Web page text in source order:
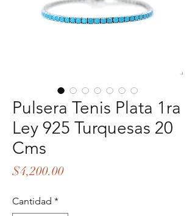
Pulsera Tenis Plata 1ra
Ley 925 Turquesas 20
Cms
$4,200.00Precio
Cantidad *